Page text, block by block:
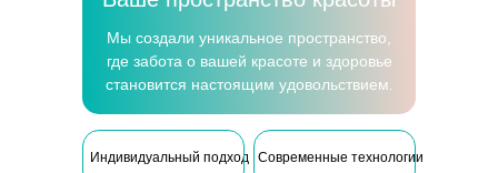
Индивидуальный подход Современные технологии
Мы создали уникальное пространство,
где забота о вашей красоте и здоровье
становится настоящим удовольствием.